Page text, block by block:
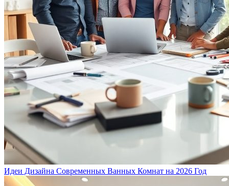
Идеи Дизайна Современных Ванных Комнат на 2026 Год